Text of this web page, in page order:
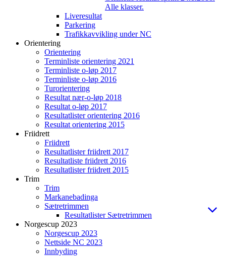
Alle klasser.
Liveresultat
Parkering
Trafikkavvikling under NC
Orientering
Orientering
Terminliste orientering 2021
Terminliste o-løp 2017
Terminliste o-løp 2016
Turorientering
Resultat nær-o-løp 2018
Resultat o-løp 2017
Resultatlister orientering 2016
Resultat orientering 2015
Friidrett
Friidrett
Resultatlister friidrett 2017
Resultatliste friidrett 2016
Resultatlister friidrett 2015
Trim
Trim
Markanebadinga
Sætretrimmen
Resultatlister Sætretrimmen
Norgescup 2023
Norgescup 2023
Nettside NC 2023
Innbyding